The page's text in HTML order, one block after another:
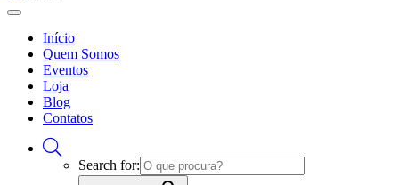
Início
Quem Somos
Eventos
Loja
Blog
Contatos
Search for: